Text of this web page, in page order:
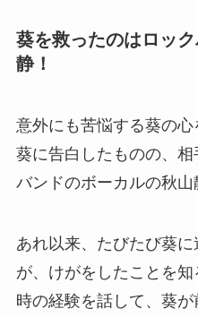
葵を救ったのはロッ
静！
意外にも苦悩する葵の心
葵に告白したものの、
バンドのボーカルの秋山
あれ以来、たびたび葵
が、けがをしたことを
時の経験を話して、葵